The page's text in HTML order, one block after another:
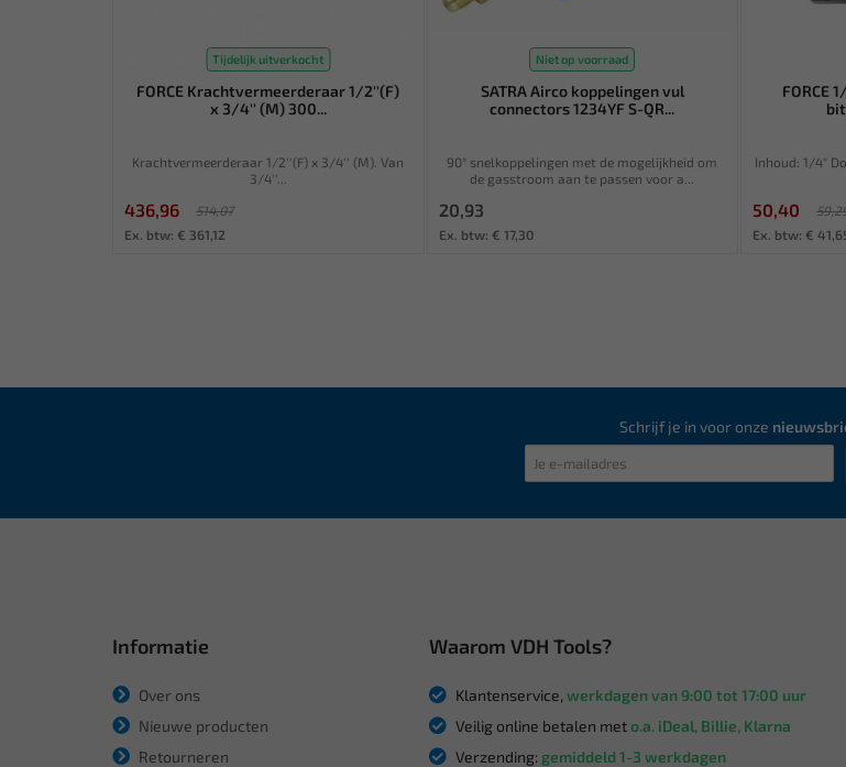
Tijdelijk uitverkocht
FORCE Krachtvermeerderaar 1/2''(F)
x 3/4'' (M) 300...
Krachtvermeerderaar 1/2''(F) x 3/4'' (M). Van
3/4''...
436,96
514,07
Ex. btw: € 361,12
Niet op voorraad
SATRA Airco koppelingen vul
connectors 1234YF S-QR...
90° snelkoppelingen met de mogelijkheid om
de gasstroom aan te passen voor a...
20,93
Ex. btw: € 17,30
FORCE
Inhoud: 1/4"
50,40
Ex. btw: €
Schrijf je in voor onze
Informatie
Over ons
Nieuwe producten
Retourneren
Waarom VDH Tools?
Klantenservice, werkdagen van 9:00 tot 17:00 uur
Veilig online betalen meto.a. iDeal, Billie, Klarna
Verzending: gemiddeld 1-3 werkdagen